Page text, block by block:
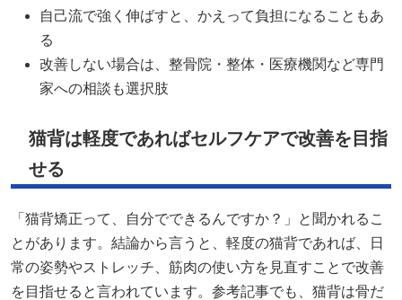
自己流で強く伸ばすと、かえって負担になることもあ
る
改善しない場合は、整骨院・整体・医療機関など専門
家への相談も選択肢
猫背は軽度であればセルフケアで改善を目指
せる
「猫背矯正って、自分でできるんですか？」と聞かれるこ
とがあります。結論から言うと、軽度の猫背であれば、日
常の姿勢やストレッチ、筋肉の使い方を見直すことで改善
を目指せると言われています。参考記事でも、猫背は骨だ